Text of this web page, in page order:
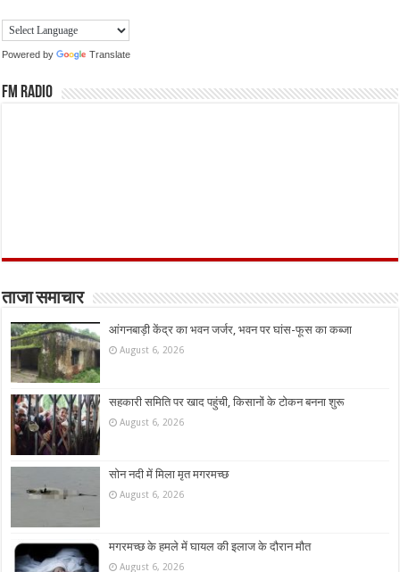
Powered by Translate
FM Radio
ताजा समाचार
आंगनबाड़ी केंद्र का भवन जर्जर, भवन पर घांस-फूस का कब्जा
August 6, 2026
सहकारी समिति पर खाद पहुंची, किसानों के टोकन बनना शुरू
August 6, 2026
सोन नदी में मिला मृत मगरमच्छ
August 6, 2026
मगरमच्छ के हमले में घायल की इलाज के दौरान मौत
August 6, 2026